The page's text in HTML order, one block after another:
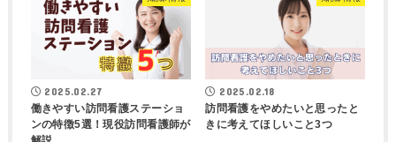
2025.02.27
働きやすい訪問看護ステーショ
ンの特徴5選！現役訪問看護師が
2025.02.18
訪問看護をやめたいと思ったと
きに考えてほしいこと3つ